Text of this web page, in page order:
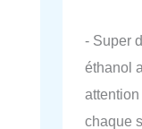
- Super
éthanol
chaque